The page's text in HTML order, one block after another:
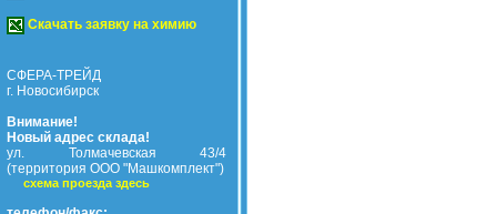
Скачать заявку на химию
СФЕРА-ТРЕЙД
г. Новосибирск
Внимание!
Новый адрес склада!
ул. Толмачевская 43/4
(территория ООО "Машкомплект")
схема проезда здесь